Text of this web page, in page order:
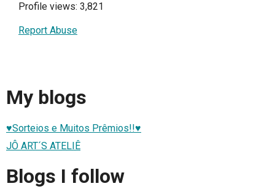
Profile views: 3,821
Report Abuse
My blogs
♥Sorteios e Muitos Prêmios!!♥
JÔ ART´S ATELIÊ
Blogs I follow